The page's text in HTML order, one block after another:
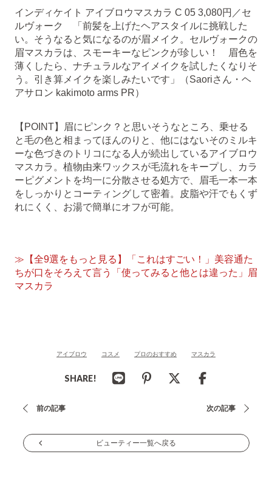
インディケイト アイブロウマスカラ C 05 3,080円／セ
ルヴォーク 「前髪を上げたヘアスタイルに挑戦した
い。そうなると気になるのが眉メイク。セルヴォークの
眉マスカラは、スモーキーなピンクが珍しい！ 眉色を
薄くしたら、ナチュラルなアイメイクを試したくなりそ
う。引き算メイクを楽しみたいです」（Saoriさん・ヘ
アサロン kakimoto arms PR）
【POINT】眉にピンク？と思いそうなところ、乗せる
と毛の色と相まってほんのりと、他にはないそのミルキ
ーな色づきのトリコになる人が続出しているアイブロウ
マスカラ。植物由来ワックスが毛流れをキープし、カラ
ーピグメントを均一に分散させる処方で、眉毛一本一本
をしっかりとコーティングして密着。皮脂や汗でもくず
れにくく、お湯で簡単にオフが可能。
≫【全9選をもっと見る】「これはすごい！」美容通た
ちが口をそろえて言う「使ってみると他とは違った」眉
マスカラ
アイブロウ コスメ プロのおすすめ マスカラ
SHARE!
投
ナ
前の記事 次の記事
ビューティー一覧へ戻る